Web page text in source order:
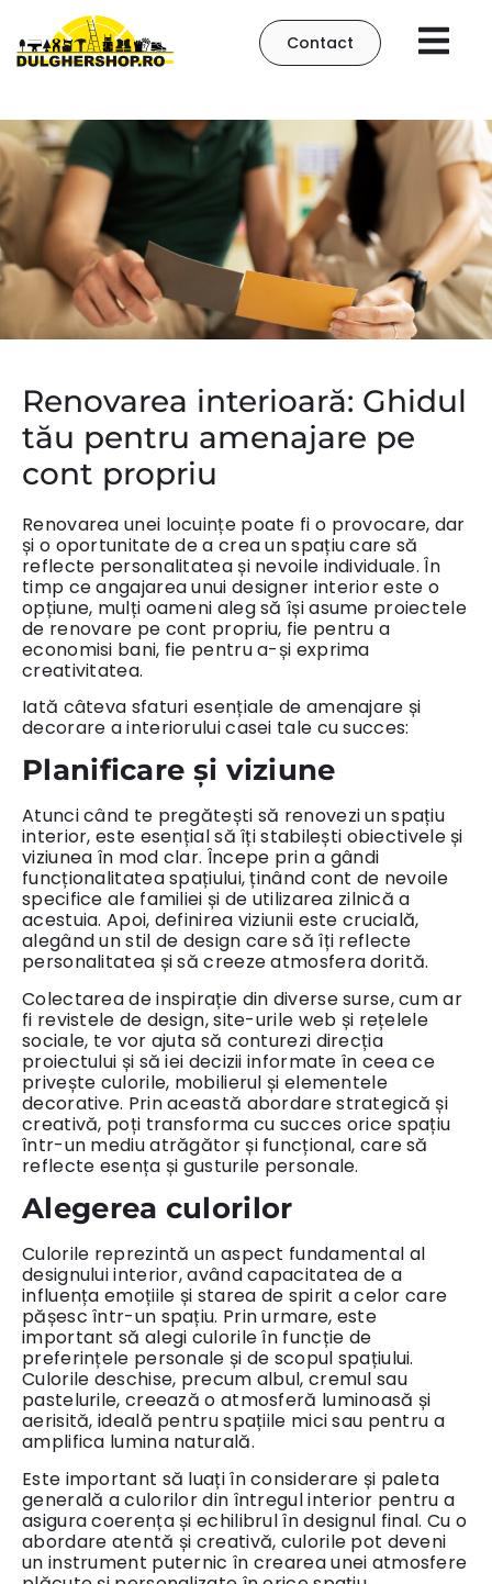
Contact
Renovarea interioară: Ghidul
tău pentru amenajare pe
cont propriu
Renovarea unei locuințe poate fi o provocare, dar
și o oportunitate de a crea un spațiu care să
reflecte personalitatea și nevoile individuale. În
timp ce angajarea unui designer interior este o
opțiune, mulți oameni aleg să își asume proiectele
de renovare pe cont propriu, fie pentru a
economisi bani, fie pentru a-și exprima
creativitatea.
Iată câteva sfaturi esențiale de amenajare și
decorare a interiorului casei tale cu succes:
Planificare și viziune
Atunci când te pregătești să renovezi un spațiu
interior, este esențial să îți stabilești obiectivele și
viziunea în mod clar. Începe prin a gândi
funcționalitatea spațiului, ținând cont de nevoile
specifice ale familiei și de utilizarea zilnică a
acestuia. Apoi, definirea viziunii este crucială,
alegând un stil de design care să îți reflecte
personalitatea și să creeze atmosfera dorită.
Colectarea de inspirație din diverse surse, cum ar
fi revistele de design, site-urile web și rețelele
sociale, te vor ajuta să conturezi direcția
proiectului și să iei decizii informate în ceea ce
privește culorile, mobilierul și elementele
decorative. Prin această abordare strategică și
creativă, poți transforma cu succes orice spațiu
într-un mediu atrăgător și funcțional, care să
reflecte esența și gusturile personale.
Alegerea culorilor
Culorile reprezintă un aspect fundamental al
designului interior, având capacitatea de a
influența emoțiile și starea de spirit a celor care
pășesc într-un spațiu. Prin urmare, este
important să alegi culorile în funcție de
preferințele personale și de scopul spațiului.
Culorile deschise, precum albul, cremul sau
pastelurile, creează o atmosferă luminoasă și
aerisită, ideală pentru spațiile mici sau pentru a
amplifica lumina naturală.
Este important să luați în considerare și paleta
generală a culorilor din întregul interior pentru a
asigura coerența și echilibrul în designul final. Cu o
abordare atentă și creativă, culorile pot deveni
un instrument puternic în crearea unei atmosfere